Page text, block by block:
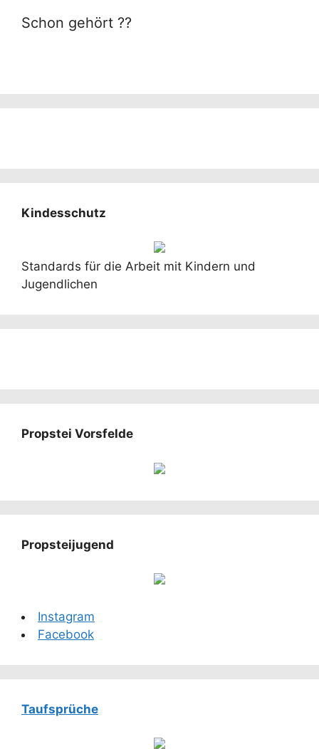
Schon gehört ??
Kindesschutz
Standards für die Arbeit mit Kindern und
Jugendlichen
Propstei Vorsfelde
Propsteijugend
Instagram
Facebook
Taufsprüche